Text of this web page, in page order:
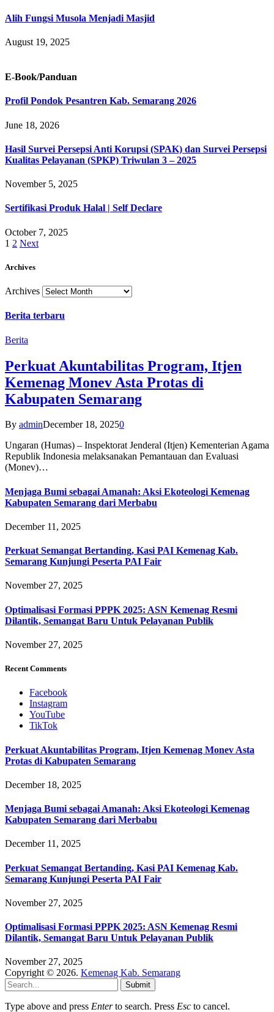
Alih Fungsi Musola Menjadi Masjid
August 19, 2025
E-Book/Panduan
Profil Pondok Pesantren Kab. Semarang 2026
June 18, 2026
Hasil Survei Persepsi Anti Korupsi (SPAK) dan Survei Persepsi
Kualitas Pelayanan (SPKP) Triwulan 3 – 2025
November 5, 2025
Sertifikasi Produk Halal | Self Declare
October 7, 2025
1 2 Next
Archives
Archives
Berita terbaru
Berita
Perkuat Akuntabilitas Program, Itjen
Kemenag Monev Asta Protas di
Kabupaten Semarang
By adminDecember 18, 20250
Ungaran (Humas) – Inspektorat Jenderal (Itjen) Kementerian Agama
Republik Indonesia melaksanakan Pemantauan dan Evaluasi
(Monev)…
Menjaga Bumi sebagai Amanah: Aksi Ekoteologi Kemenag
Kabupaten Semarang dari Merbabu
December 11, 2025
Perkuat Semangat Bertanding, Kasi PAI Kemenag Kab.
Semarang Kunjungi Peserta PAI Fair
November 27, 2025
Optimalisasi Formasi PPPK 2025: ASN Kemenag Resmi
Dilantik, Semangat Baru Untuk Pelayanan Publik
November 27, 2025
Recent Comments
Facebook
Instagram
YouTube
TikTok
Perkuat Akuntabilitas Program, Itjen Kemenag Monev Asta
Protas di Kabupaten Semarang
December 18, 2025
Menjaga Bumi sebagai Amanah: Aksi Ekoteologi Kemenag
Kabupaten Semarang dari Merbabu
December 11, 2025
Perkuat Semangat Bertanding, Kasi PAI Kemenag Kab.
Semarang Kunjungi Peserta PAI Fair
November 27, 2025
Optimalisasi Formasi PPPK 2025: ASN Kemenag Resmi
Dilantik, Semangat Baru Untuk Pelayanan Publik
November 27, 2025
Copyright © 2026. Kemenag Kab. Semarang
Submit
Type above and press Enterto search. Press Esc to cancel.